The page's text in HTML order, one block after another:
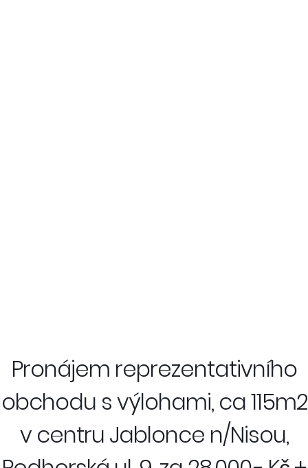
Pronájem reprezentativního
obchodu s výlohami, ca 115m2
v centru Jablonce n/Nisou,